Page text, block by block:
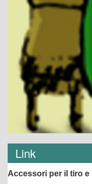
Link
Accessori per il tiro e